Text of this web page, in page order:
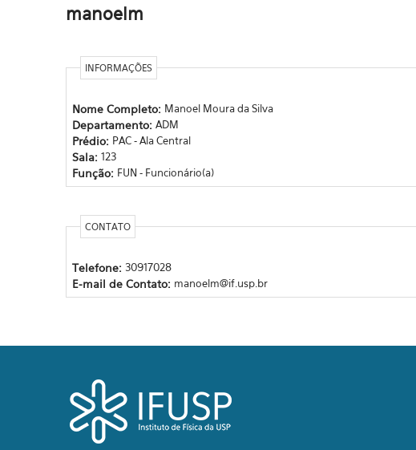
manoelm
INFORMAÇÕES
Nome Completo: Manoel Moura da Silva
Departamento: ADM
Prédio: PAC - Ala Central
Sala: 123
Função: FUN - Funcionário(a)
CONTATO
Telefone: 30917028
E-mail de Contato: manoelm@if.usp.br